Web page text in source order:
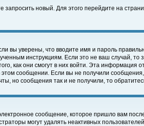
новый. Для этого перейдите на
вы уверены, что вводите имя и пароль
инструкциям. Если это не ваш случай,
как они смогут в них войти. Эта
сообщении. Если вы не получили
но сообщения так и не получили, то
сообщение, которое пришло вам
могут удалять неактивных